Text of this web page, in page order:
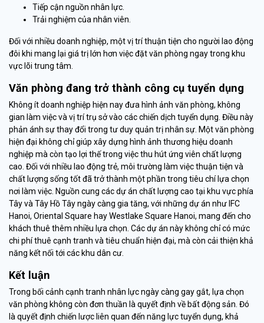
Tiếp cận nguồn nhân lực.
Trải nghiệm của nhân viên.
Đối với nhiều doanh nghiệp, một vị trí thuận tiện cho người lao động
đôi khi mang lại giá trị lớn hơn việc đặt văn phòng ngay trong khu
vực lõi trung tâm.
Văn phòng đang trở thành công cụ tuyển dụng
Không ít doanh nghiệp hiện nay đưa hình ảnh văn phòng, không
gian làm việc và vị trí trụ sở vào các chiến dịch tuyển dụng. Điều này
phản ánh sự thay đổi trong tư duy quản trị nhân sự. Một văn phòng
hiện đại không chỉ giúp xây dựng hình ảnh thương hiệu doanh
nghiệp mà còn tạo lợi thế trong việc thu hút ứng viên chất lượng
cao. Đối với nhiều lao động trẻ, môi trường làm việc thuận tiện và
chất lượng sống tốt đã trở thành một phần trong tiêu chí lựa chọn
nơi làm việc. Nguồn cung các dự án chất lượng cao tại khu vực phía
Tây và Tây Hồ Tây ngày càng gia tăng, với những dự án như IFC
Hanoi, Oriental Square hay Westlake Square Hanoi, mang đến cho
khách thuê thêm nhiều lựa chọn. Các dự án này không chỉ có mức
chi phí thuê cạnh tranh và tiêu chuẩn hiện đại, mà còn cải thiện khả
năng kết nối tới các khu dân cư.
Kết luận
Trong bối cảnh cạnh tranh nhân lực ngày càng gay gắt, lựa chọn
văn phòng không còn đơn thuần là quyết định về bất động sản. Đó
là quyết định chiến lược liên quan đến năng lực tuyển dụng, khả